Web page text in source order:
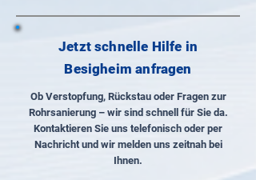
Jetzt schnelle Hilfe in
Besigheim anfragen
Ob Verstopfung, Rückstau oder Fragen zur
Rohrsanierung – wir sind schnell für Sie da.
Kontaktieren Sie uns telefonisch oder per
Nachricht und wir melden uns zeitnah bei
Ihnen.